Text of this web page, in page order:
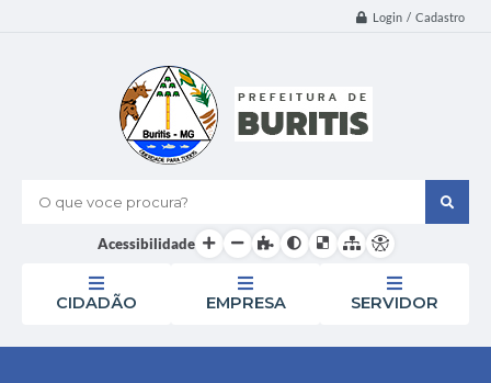
Login / Cadastro
O que voce procura?
Acessibilidade
CIDADÃO EMPRESA SERVIDOR